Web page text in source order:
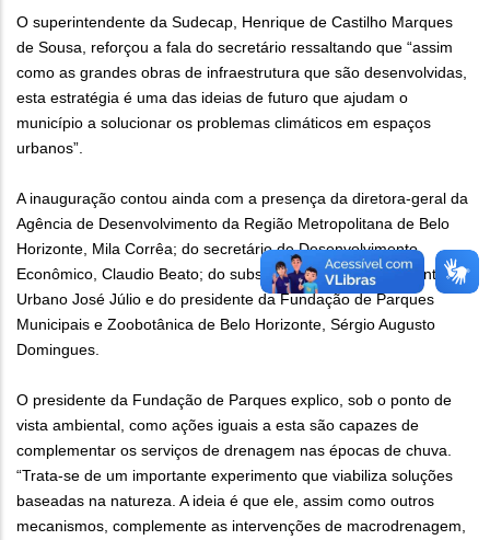
O superintendente da Sudecap, Henrique de Castilho Marques
de Sousa, reforçou a fala do secretário ressaltando que “assim
como as grandes obras de infraestrutura que são desenvolvidas,
esta estratégia é uma das ideias de futuro que ajudam o
município a solucionar os problemas climáticos em espaços
urbanos”.
A inauguração contou ainda com a presença da diretora-geral da
Agência de Desenvolvimento da Região Metropolitana de Belo
Horizonte, Mila Corrêa; do secretário de Desenvolvimento
Econômico, Claudio Beato; do subsecretário de Planejamento
Urbano José Júlio e do presidente da Fundação de Parques
Municipais e Zoobotânica de Belo Horizonte, Sérgio Augusto
Domingues.
O presidente da Fundação de Parques explico, sob o ponto de
vista ambiental, como ações iguais a esta são capazes de
complementar os serviços de drenagem nas épocas de chuva.
“Trata-se de um importante experimento que viabiliza soluções
baseadas na natureza. A ideia é que ele, assim como outros
mecanismos, complemente as intervenções de macrodrenagem,